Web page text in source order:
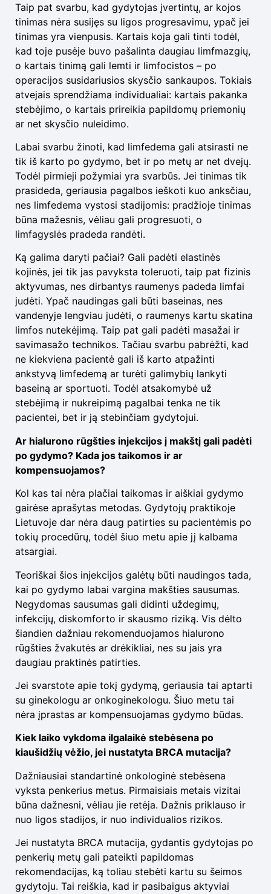
Taip pat svarbu, kad gydytojas įvertintų, ar kojos
tinimas nėra susijęs su ligos progresavimu, ypač jei
tinimas yra vienpusis. Kartais koja gali tinti todėl,
kad toje pusėje buvo pašalinta daugiau limfmazgių,
o kartais tinimą gali lemti ir limfocistos – po
operacijos susidariusios skysčio sankaupos. Tokiais
atvejais sprendžiama individualiai: kartais pakanka
stebėjimo, o kartais prireikia papildomų priemonių
ar net skysčio nuleidimo.
Labai svarbu žinoti, kad limfedema gali atsirasti ne
tik iš karto po gydymo, bet ir po metų ar net dvejų.
Todėl pirmieji požymiai yra svarbūs. Jei tinimas tik
prasideda, geriausia pagalbos ieškoti kuo anksčiau,
nes limfedema vystosi stadijomis: pradžioje tinimas
būna mažesnis, vėliau gali progresuoti, o
limfagyslės pradeda randėti.
Ką galima daryti pačiai? Gali padėti elastinės
kojinės, jei tik jas pavyksta toleruoti, taip pat fizinis
aktyvumas, nes dirbantys raumenys padeda limfai
judėti. Ypač naudingas gali būti baseinas, nes
vandenyje lengviau judėti, o raumenys kartu skatina
limfos nutekėjimą. Taip pat gali padėti masažai ir
savimasažo technikos. Tačiau svarbu pabrėžti, kad
ne kiekviena pacientė gali iš karto atpažinti
ankstyvą limfedemą ar turėti galimybių lankyti
baseiną ar sportuoti. Todėl atsakomybė už
stebėjimą ir nukreipimą pagalbai tenka ne tik
pacientei, bet ir ją stebinčiam gydytojui.
Ar hialurono rūgšties injekcijos į makštį gali padėti
po gydymo? Kada jos taikomos ir ar
kompensuojamos?
Kol kas tai nėra plačiai taikomas ir aiškiai gydymo
gairėse aprašytas metodas. Gydytojų praktikoje
Lietuvoje dar nėra daug patirties su pacientėmis po
tokių procedūrų, todėl šiuo metu apie jį kalbama
atsargiai.
Teoriškai šios injekcijos galėtų būti naudingos tada,
kai po gydymo labai vargina makšties sausumas.
Negydomas sausumas gali didinti uždegimų,
infekcijų, diskomforto ir skausmo riziką. Vis dėlto
šiandien dažniau rekomenduojamos hialurono
rūgšties žvakutės ar drėkikliai, nes su jais yra
daugiau praktinės patirties.
Jei svarstote apie tokį gydymą, geriausia tai aptarti
su ginekologu ar onkoginekologu. Šiuo metu tai
nėra įprastas ar kompensuojamas gydymo būdas.
Kiek laiko vykdoma ilgalaikė stebėsena po
kiaušidžių vėžio, jei nustatyta BRCA mutacija?
Dažniausiai standartinė onkologinė stebėsena
vyksta penkerius metus. Pirmaisiais metais vizitai
būna dažnesni, vėliau jie retėja. Dažnis priklauso ir
nuo ligos stadijos, ir nuo individualios rizikos.
Jei nustatyta BRCA mutacija, gydantis gydytojas po
penkerių metų gali pateikti papildomas
rekomendacijas, ką toliau stebėti kartu su šeimos
gydytoju. Tai reiškia, kad ir pasibaigus aktyviai